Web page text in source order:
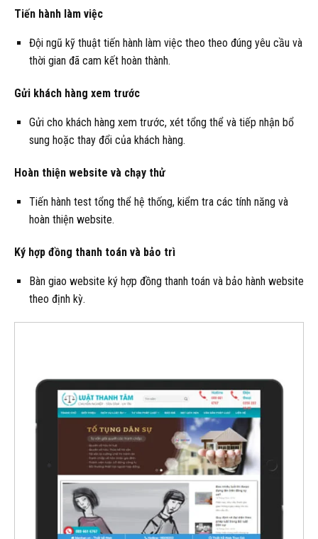
Tiến hành làm việc
Đội ngũ kỹ thuật tiến hành làm việc theo theo đúng yêu cầu và
thời gian đã cam kết hoàn thành.
Gửi khách hàng xem trước
Gửi cho khách hàng xem trước, xét tổng thể và tiếp nhận bổ
sung hoặc thay đổi của khách hàng.
Hoàn thiện website và chạy thử
Tiến hành test tổng thể hệ thống, kiểm tra các tính năng và
hoàn thiện website.
Ký hợp đồng thanh toán và bảo trì
Bàn giao website ký hợp đồng thanh toán và bảo hành website
theo định kỳ.